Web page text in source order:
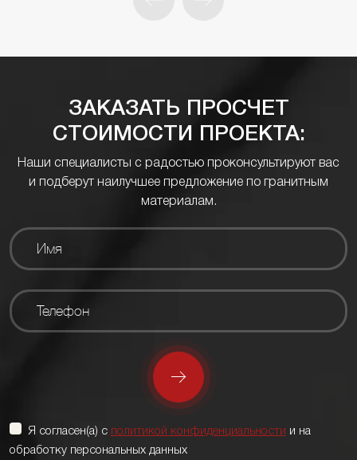
ЗАКАЗАТЬ ПРОСЧЕТ
СТОИМОСТИ ПРОЕКТА:
Наши специалисты с радостью проконсультируют вас
и подберут наилучшее предложение по гранитным
материалам.
Я согласен(а) с политикой конфиденциальности и на
обработку персональных данных